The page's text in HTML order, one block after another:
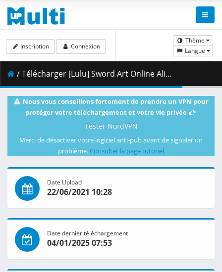
Thème
Langue
Inscription Connexion
/ Télécharger [Lulu] Sword Art Online Alicization - War of Underworld - 11 [BD 1080p Hi10 FLAC][Dual-Audio] .mkv.003 ( 439.49 MB )
Nous vous conseillons fortement de prendre un VPN pour
protéger votre téléchargement et votre vie privée
Tester NordVPN
Merci de désactiver votre logiciel anti-pub avant de signaler un
problème. Consulter la page tutoriel
Date Upload
22/06/2021 10:28
Date dernier téléchargement
04/01/2025 07:53